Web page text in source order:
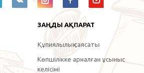
ЗАҢДЫ АҚПАРАТ
Құпиялылық саясаты
Көпшілікке арналған ұсыныс
келісімі